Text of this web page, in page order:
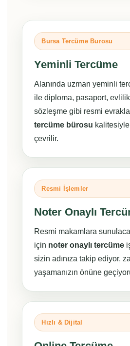
Bursa Tercüme Burosu
Yeminli Tercüme
Alanında uzman yeminli
ile diploma, pasaport, evlilik
sözleşme gibi resmi
tercüme bürosu
çevrilir.
Resmi İşlemler
Noter Onaylı
Resmi makamlara
için noter onaylı tercüme
sizin adınıza takip ediyor,
yaşamanızın önüne
Hızlı & Dijital